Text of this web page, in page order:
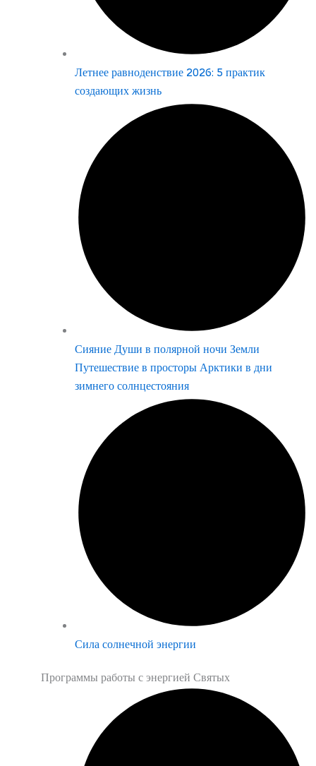
Летнее равноденствие 2026: 5 практик
создающих жизнь
Сияние Души в полярной ночи Земли
Путешествие в просторы Арктики в дни
зимнего солнцестояния
Сила солнечной энергии
Программы работы с энергией Святых